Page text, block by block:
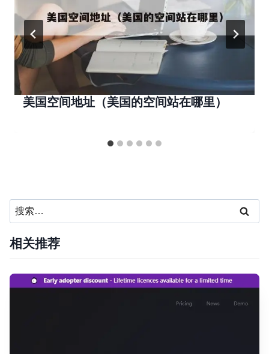
美国空间地址（美国的空间站在哪里）
搜
索：
相关推荐